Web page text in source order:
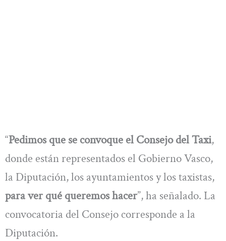
“Pedimos que se convoque el Consejo del Taxi,
donde están representados el Gobierno Vasco,
la Diputación, los ayuntamientos y los taxistas,
para ver qué queremos hacer”, ha señalado. La
convocatoria del Consejo corresponde a la
Diputación.